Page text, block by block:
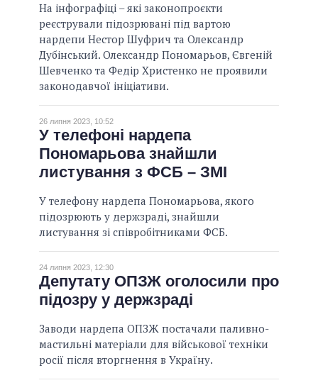
На інфографіці – які законопроєкти
реєстрували підозрювані під вартою
нардепи Нестор Шуфрич та Олександр
Дубінський. Олександр Пономарьов, Євгеній
Шевченко та Федір Христенко не проявили
законодавчої ініціативи.
26 липня 2023, 10:52
У телефоні нардепа
Пономарьова знайшли
листування з ФСБ – ЗМІ
У телефону нардепа Пономарьова, якого
підозрюють у держзраді, знайшли
листування зі співробітниками ФСБ.
24 липня 2023, 12:30
Депутату ОПЗЖ оголосили про
підозру у держзраді
Заводи нардепа ОПЗЖ постачали паливно-
мастильні матеріали для військової техніки
росії після вторгнення в Україну.